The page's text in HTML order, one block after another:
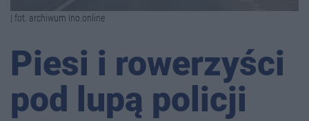
| fot. archiwum Ino.online
Piesi i rowerzyści
pod lupą policji